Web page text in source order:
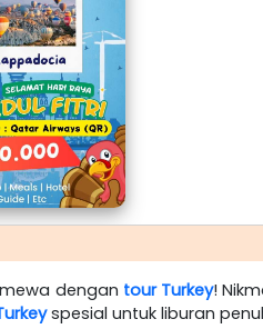
dengan tour Turkey!
spesial untuk liburan